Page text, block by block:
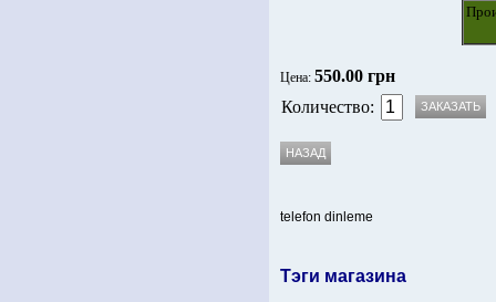
Цена: 550.00 грн
Количество:
telefon dinleme
Тэги магазина